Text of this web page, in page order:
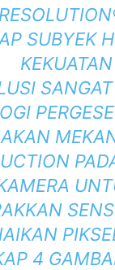
SUBYEK
KEKUATAN
4